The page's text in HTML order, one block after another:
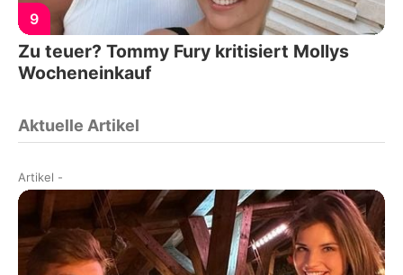
9
Zu teuer? Tommy Fury kritisiert Mollys
Wocheneinkauf
Aktuelle Artikel
Artikel -